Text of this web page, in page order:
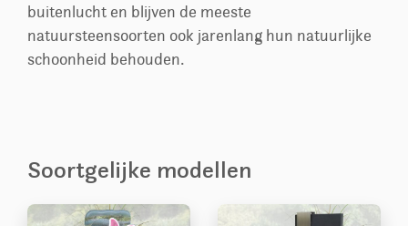
buitenlucht en blijven de meeste
natuursteensoorten ook jarenlang hun natuurlijke
schoonheid behouden.
Soortgelijke modellen